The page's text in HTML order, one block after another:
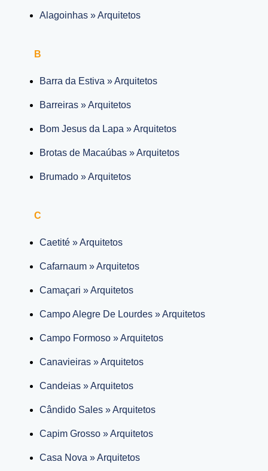
Alagoinhas » Arquitetos
B
Barra da Estiva » Arquitetos
Barreiras » Arquitetos
Bom Jesus da Lapa » Arquitetos
Brotas de Macaúbas » Arquitetos
Brumado » Arquitetos
C
Caetité » Arquitetos
Cafarnaum » Arquitetos
Camaçari » Arquitetos
Campo Alegre De Lourdes » Arquitetos
Campo Formoso » Arquitetos
Canavieiras » Arquitetos
Candeias » Arquitetos
Cândido Sales » Arquitetos
Capim Grosso » Arquitetos
Casa Nova » Arquitetos